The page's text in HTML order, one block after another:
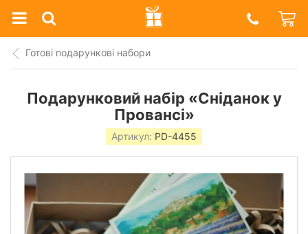
Prazdnik
Shop
Готові подарункові набори
Подарунковий набір «Сніданок у
Провансі»
Артикул: PD-4455